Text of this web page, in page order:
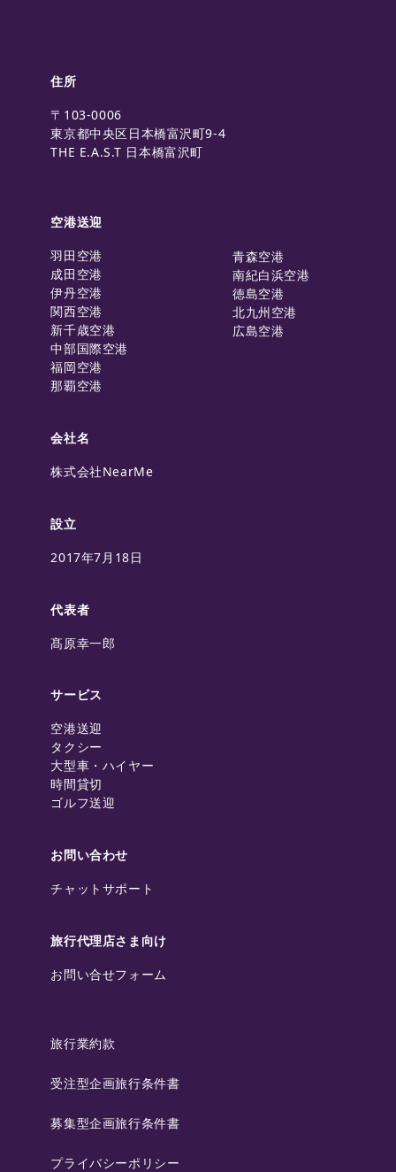
住所
〒103-0006
東京都中央区日本橋富沢町9-4
THE E.A.S.T 日本橋富沢町
空港送迎
羽田空港
成田空港
伊丹空港
関西空港
新千歳空港
中部国際空港
福岡空港
那覇空港
会社名
株式会社NearMe
設立
2017年7月18日
代表者
髙原幸一郎
サービス
空港送迎
タクシー
大型車・ハイヤー
時間貸切
ゴルフ送迎
お問い合わせ
チャットサポート
旅行代理店さま向け
お問い合せフォーム
青森空港
南紀白浜空港
徳島空港
北九州空港
広島空港
旅行業約款
受注型企画旅行条件書
募集型企画旅行条件書
プライバシーポリシー